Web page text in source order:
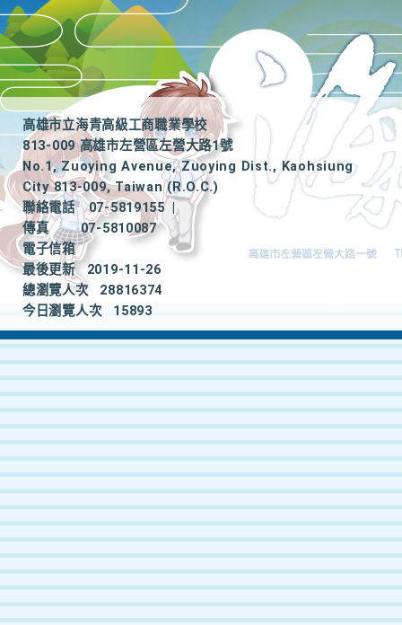
高雄市立海青高級工商職業學校
813-009 高雄市左營區左營大路1號
No.1, Zuoying Avenue, Zuoying Dist., Kaohsiung
City 813-009, Taiwan (R.O.C.)
聯絡電話
07-5819155
|
傳真
07-5810087
電子信箱
最後更新
2019-11-26
總瀏覽人次
28816374
今日瀏覽人次
15893